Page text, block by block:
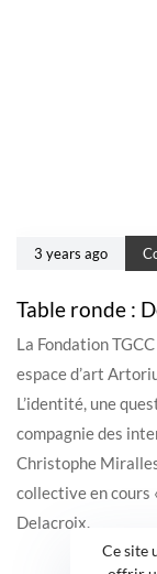
3 years ago
Table ronde :
La Fondation
espace d’art
L’identité, une
compagnie des
Christophe
collective en cours
Delacroix.
Ce site